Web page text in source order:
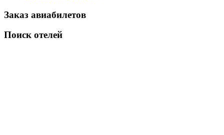
Заказ авиабилетов
Поиск отелей